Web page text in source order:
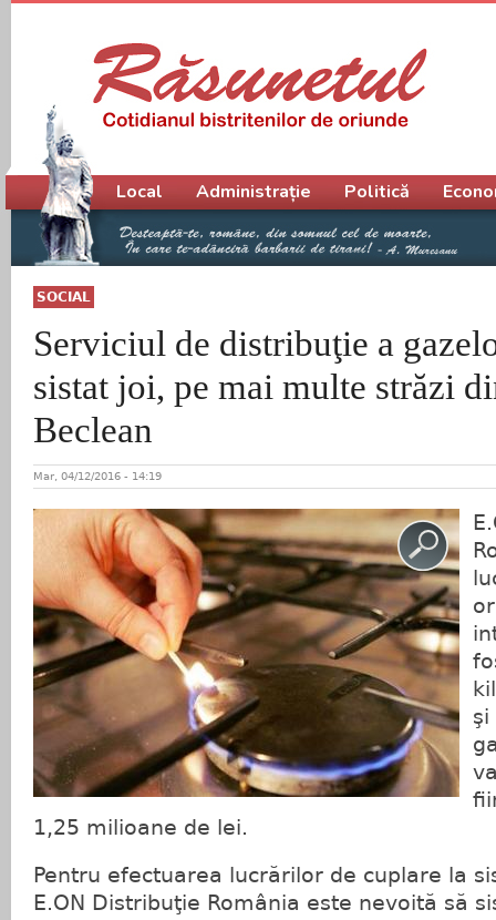
SOCIAL
Serviciul de distribuţie a
sistat joi, pe mai multe străzi
Beclean
Mar, 04/12/2016 - 14:19
şi
1,25 milioane de lei.
Pentru efectuarea lucrărilor de cuplare la
E.ON Distribuţie România este nevoită să
Meniu principal
Local Administrație Politică